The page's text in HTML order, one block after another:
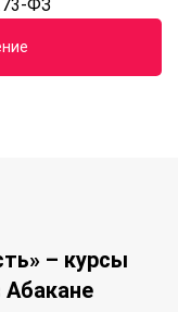
ФЗ
– курсы